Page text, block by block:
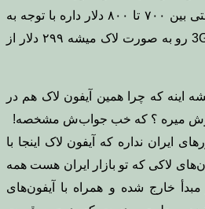
آنلاک فکتوری در آمریکا قیمتی بین ۷۰۰ تا ۸۰۰ دلار داره با توجه به
این نکته که همین 3GS 32GB رو به صورت لاک میشه ۲۹۹ دلار از
اینه که چرا همین آیفون لاک هم در
فروش میره ؟ که خب جواب‌ش مشخصه!
ایران نداره که آیفون لاک اینجا با
لاکی که تو بازار ایران هست همه
خارج شده و همراه با آیفون‌های